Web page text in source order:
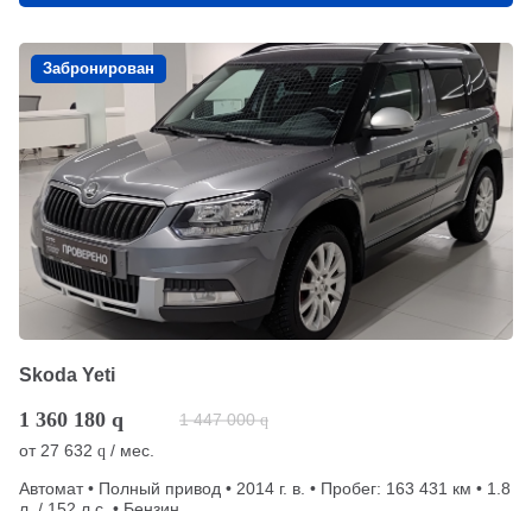
Забронирован
Skoda Yeti
1 360 180 q 1 447 000 q
от27 632 q / мес.
Автомат • Полный привод • 2014 г. в. • Пробег: 163 431 км • 1.8